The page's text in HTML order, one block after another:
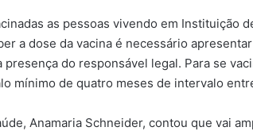
as pessoas vivendo em Instituição
a dose da vacina é necessário
do responsável legal. Para se
mínimo de quatro meses de intervalo
Anamaria Schneider, contou que vai